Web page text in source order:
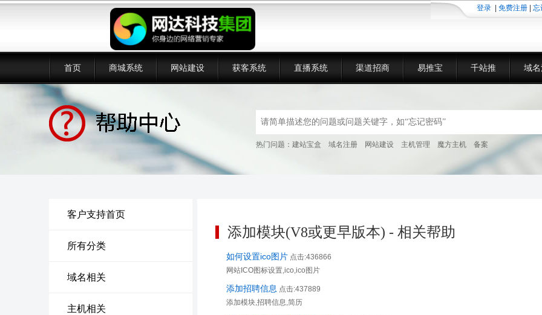
登录 免费注册 忘
首页 商城系统 网站建设 获客系统 直播系统 渠道招商 易推宝 千站推 域
热门问题： 建站宝盒 域名注册 网站建设 主机管理 魔方主机 备案
客户支持首页
所有分类
域名相关
主机相关
添加模块(V8或更早版本) - 相关帮助
如何设置ico图片 点击:436866
网站ICO图标设置,ico,ico图片
添加招聘信息 点击:437889
添加模块,招聘信息,简历